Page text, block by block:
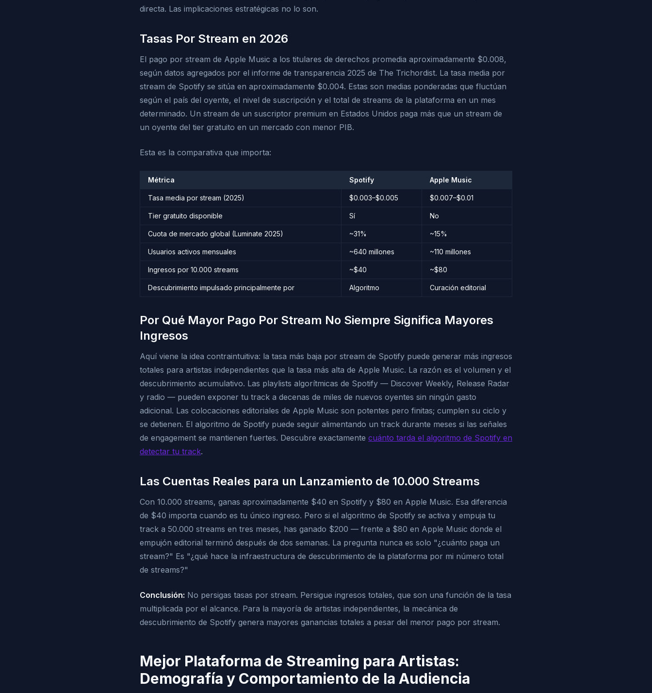
directa. Las implicaciones estratégicas no lo son.
Tasas Por Stream en 2026
El pago por stream de Apple Music a los titulares de derechos promedia aproximadamente $0.008,
según datos agregados por el informe de transparencia 2025 de The Trichordist. La tasa media por
stream de Spotify se sitúa en aproximadamente $0.004. Estas son medias ponderadas que fluctúan
según el país del oyente, el nivel de suscripción y el total de streams de la plataforma en un mes
determinado. Un stream de un suscriptor premium en Estados Unidos paga más que un stream de
un oyente del tier gratuito en un mercado con menor PIB.
Esta es la comparativa que importa:
Métrica Spotify Apple Music
Tasa media por stream (2025) $0.003–$0.005 $0.007–$0.01
Tier gratuito disponible Sí No
Cuota de mercado global (Luminate 2025) ~31% ~15%
Usuarios activos mensuales ~640 millones ~110 millones
Ingresos por 10.000 streams ~$40 ~$80
Descubrimiento impulsado principalmente por Algoritmo Curación editorial
Por Qué Mayor Pago Por Stream No Siempre Significa Mayores
Ingresos
Aquí viene la idea contraintuitiva: la tasa más baja por stream de Spotify puede generar más ingresos
totales para artistas independientes que la tasa más alta de Apple Music. La razón es el volumen y el
descubrimiento acumulativo. Las playlists algorítmicas de Spotify — Discover Weekly, Release Radar
y radio — pueden exponer tu track a decenas de miles de nuevos oyentes sin ningún gasto
adicional. Las colocaciones editoriales de Apple Music son potentes pero finitas; cumplen su ciclo y
se detienen. El algoritmo de Spotify puede seguir alimentando un track durante meses si las señales
de engagement se mantienen fuertes. Descubre exactamente cuánto tarda el algoritmo de Spotify en
detectar tu track.
Las Cuentas Reales para un Lanzamiento de 10.000 Streams
Con 10.000 streams, ganas aproximadamente $40 en Spotify y $80 en Apple Music. Esa diferencia
de $40 importa cuando es tu único ingreso. Pero si el algoritmo de Spotify se activa y empuja tu
track a 50.000 streams en tres meses, has ganado $200 — frente a $80 en Apple Music donde el
empujón editorial terminó después de dos semanas. La pregunta nunca es solo "¿cuánto paga un
stream?" Es "¿qué hace la infraestructura de descubrimiento de la plataforma por mi número total
de streams?"
Conclusión: No persigas tasas por stream. Persigue ingresos totales, que son una función de la tasa
multiplicada por el alcance. Para la mayoría de artistas independientes, la mecánica de
descubrimiento de Spotify genera mayores ganancias totales a pesar del menor pago por stream.
Mejor Plataforma de Streaming para Artistas:
Demografía y Comportamiento de la Audiencia